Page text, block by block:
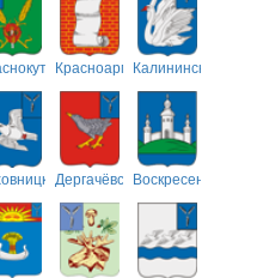
Красноармейский
Калининский
ДергачёвскийВоскресенский